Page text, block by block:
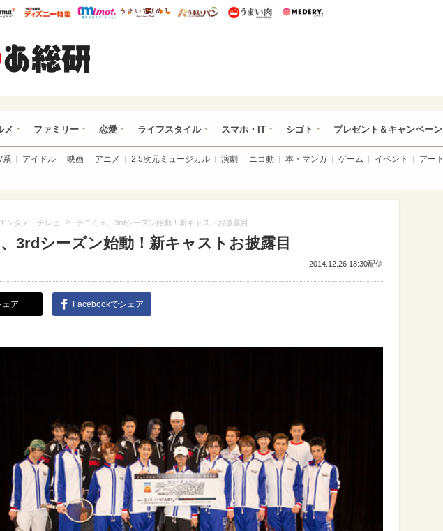
あ総研ハピママ* ウレぴあ総研 ディズニー特集
mimot. うまいめし うまいパン うまい肉
メ ファミリー 恋愛 ライフスタイル スマホ・IT シゴト プレゼント＆キャンペーン
系 アイドル 映画 アニメ 2.5次元ミュージカル 演劇 ニコ動 本・マンガ ゲーム イベント アート
エンタメ・テレビ > テニミュ、3rdシーズン始動！新キャストお披露目
3rdシーズン始動！新キャストお披露目
2014.12.26 18:30配信
ェア Facebookでシェア